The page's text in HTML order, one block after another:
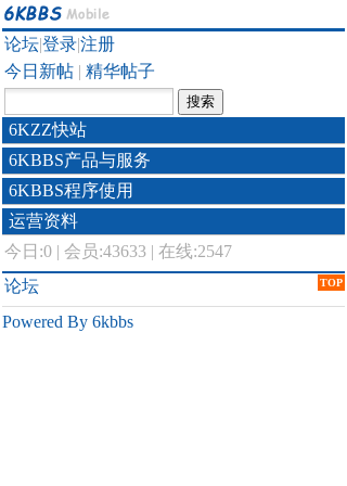
论坛|登录|注册
今日新帖 | 精华帖子
6KZZ快站
6KBBS产品与服务
6KBBS程序使用
运营资料
今日:0 | 会员:43633 | 在线:2547
TOP
论坛
Powered By 6kbbs